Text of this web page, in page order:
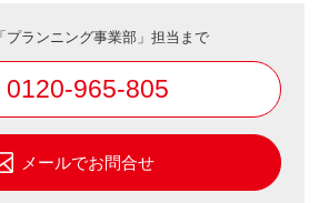
プランニング事業部」担当まで
0120-965-805
メールでお問合せ